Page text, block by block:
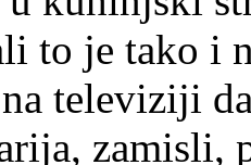
to je tako i
televiziji
zamisli,